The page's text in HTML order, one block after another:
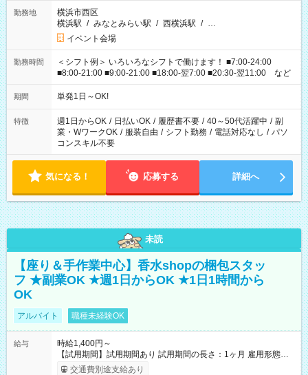
勤務地
横浜市西区
横浜駅 / みなとみらい駅 / 西横浜駅 / …
イベント会場
勤務時間
＜シフト例＞ いろいろなシフトで働けます！ ■7:00-24:00
■8:00-21:00 ■9:00-21:00 ■18:00-翌7:00 ■20:30-翌11:00 など
期間 単発1日～OK!
特徴 週1日からOK / 日払いOK / 履歴書不要 / 40～50代活躍中 / 副
業・WワークOK / 服装自由 / シフト勤務 / 電話対応なし / パソ
コンスキル不要
気になる！ 応募する 詳細へ
未読
【座り＆手作業中心】香水shopの梱包スタッ
フ ★副業OK ★週1日からOK ★1日1時間から
OK
アルバイト 職種未経験OK
給与
時給1,400円～
【試用期間】試用期間あり 試用期間の長さ：1ヶ月 雇用形態、
給与は本採用時と同じです。
交通費別途支給あり